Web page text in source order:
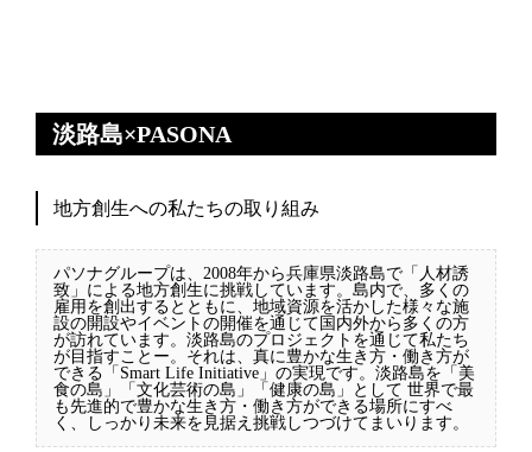
淡路島×PASONA
地方創生への私たちの取り組み
パソナグループは、2008年から兵庫県淡路島で「人材誘
致」による地方創生に挑戦しています。島内で、多くの
雇用を創出するとともに、地域資源を活かした様々な施
設の開設やイベントの開催を通じて国内外から多くの方
が訪れています。淡路島のプロジェクトを通じて私たち
が目指すことー。それは、真に豊かな生き方・働き方が
できる「Smart Life Initiative」の実現です。淡路島を「美
食の島」「文化芸術の島」「健康の島」として 世界で最
も先進的で豊かな生き方・働き方ができる場所にすべ
く、しっかり未来を見据え挑戦しつづけてまいります。